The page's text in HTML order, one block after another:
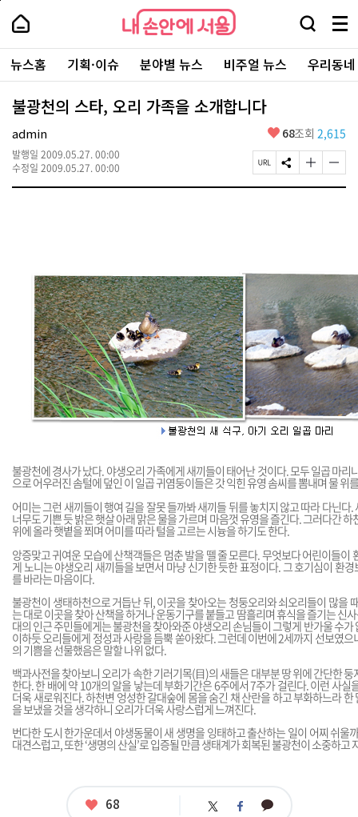
본
로
가
내
손
안
에
서
울
-
서
울
시
대
표
소
내
손
에
울
검
창
열
기
메
뉴
전
체
보
주
요
서
뉴스홈 기획·이슈 분야별 뉴스 비주얼 뉴스 우리동
불광천의 스타, 오리 가족을 소개합니다
admin
발행일 2009.05.27. 00:00
수정일 2009.05.27. 00:00
좋
요
68조회 2,615
페
이
S
N
글
자
하
기
글
자
하
기
불광천에 경사가 났다. 야생오리 가족에게 새끼들이 태어난 것이다. 모두 일곱 마리
으로 어우러진 솜털에 덮인 이 일곱 귀염둥이들은 갓 익힌 유영 솜씨를 뽐내며 물 위
어미는 그런 새끼들이 행여 길을 잘못 들까봐 새끼들 뒤를 놓치지 않고 따라 다닌다
너무도 기쁜 듯 밝은 햇살 아래 맑은 물을 가르며 마음껏 유영을 즐긴다. 그러다간 하
위에 올라 햇볕을 쬐며 어미를 따라 털을 고르는 시늉을 하기도 한다.
앙증맞고 귀여운 모습에 산책객들은 멈춘 발을 뗄 줄 모른다. 무엇보다 어린이들이
게 노니는 야생오리 새끼들을 보면서 마냥 신기한 듯한 표정이다. 그 호기심이 환
를 바라는 마음이다.
불광천이 생태하천으로 거듭난 뒤, 이곳을 찾아오는 청둥오리와 쇠오리들이 많을
는 대로 이곳을 찾아 산책을 하거나 운동기구를 붙들고 땀흘리며 휴식을 즐기는 신
대의 인근 주민들에게는 불광천을 찾아와준 야생오리 손님들이 그렇게 반가울 수
이하듯 오리들에게 정성과 사랑을 듬뿍 쏟아왔다. 그런데 이번에 2세까지 선보였
의 기쁨을 선물했음은 말할 나위 없다.
백과사전을 찾아보니 오리가 속한 기러기목(目)의 새들은 대부분 땅 위에 간단한
한다. 한 배에 약 10개의 알을 낳는데 부화기간은 6주에서 7주가 걸린다. 이런 사실
더욱 새로워진다. 하천변 엉성한 갈대숲에 몸을 숨긴 채 산란을 하고 부화하느라
을 보냈을 것을 생각하니 오리가 더욱 사랑스럽게 느껴진다.
번다한 도시 한가운데서 야생동물이 새 생명을 잉태하고 출산하는 일이 어찌 쉬울
대견스럽고, 또한 ‘생명의 산실’로 입증될 만큼 생태계가 회복된 불광천이 소중하고
좋
68 트 페 카
페
상
단
로